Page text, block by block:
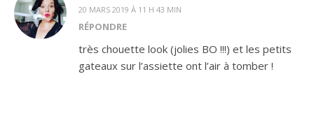
20 MARS 2019 À 11 H 43 MIN
RÉPONDRE
très chouette look (jolies BO !!!) et les petits
gateaux sur l’assiette ont l’air à tomber !